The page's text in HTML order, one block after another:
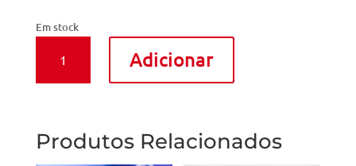
Em stock
Saco
RE/MAX
Portugal
Adicionar
Produtos Relacionados